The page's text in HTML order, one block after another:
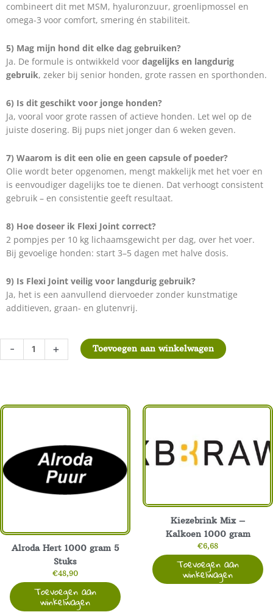
combineert dit met MSM, hyaluronzuur, groenlipmossel en
omega-3 voor comfort, smering én stabiliteit.
5) Mag mijn hond dit elke dag gebruiken?
Ja. De formule is ontwikkeld voor dagelijks en langdurig
gebruik, zeker bij senior honden, grote rassen en sporthonden.
6) Is dit geschikt voor jonge honden?
Ja, vooral voor grote rassen of actieve honden. Let wel op de
juiste dosering. Bij pups niet jonger dan 6 weken geven.
7) Waarom is dit een olie en geen capsule of poeder?
Olie wordt beter opgenomen, mengt makkelijk met het voer en
is eenvoudiger dagelijks toe te dienen. Dat verhoogt consistent
gebruik – en consistentie geeft resultaat.
8) Hoe doseer ik Flexi Joint correct?
2 pompjes per 10 kg lichaamsgewicht per dag, over het voer.
Bij gevoelige honden: start 3–5 dagen met halve dosis.
9) Is Flexi Joint veilig voor langdurig gebruik?
Ja, het is een aanvullend diervoeder zonder kunstmatige
additieven, graan- en glutenvrij.
-
Flexi
375
+ Toevoegen aan winkelwagen
Alroda Hert 1000 gram 5
Stuks
€48,90
Toevoegen aan
winkelwagen
Kiezebrink Mix –
Kalkoen 1000 gram
€6,68
Toevoegen aan
winkelwagen